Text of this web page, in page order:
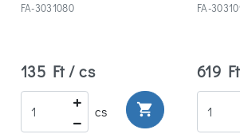
FA-3031080
135 Ft / cs
cs shopping_cart
FA-
619